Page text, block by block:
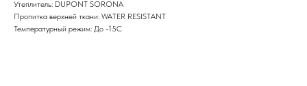
Утеплитель: DUPONT SORONA
Пропитка верхней ткани: WATER RESISTANT
Температурный режим: До -15С